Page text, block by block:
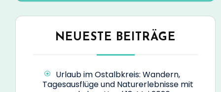
NEUESTE BEITRÄGE
Urlaub im Ostalbkreis: Wandern,
Tagesausflüge und Naturerlebnisse mit